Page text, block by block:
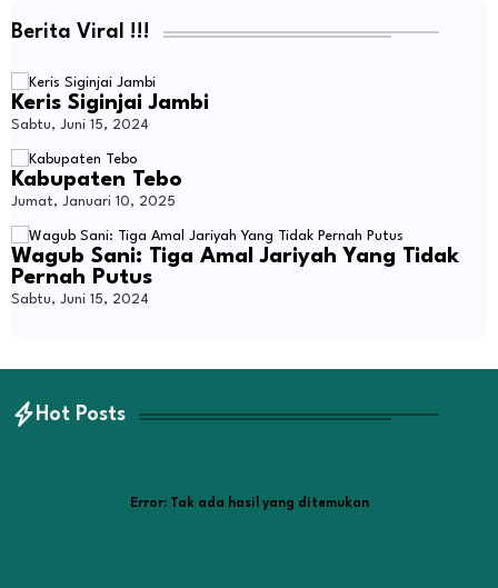
Berita Viral !!!
Keris Siginjai Jambi
Sabtu, Juni 15, 2024
Kabupaten Tebo
Jumat, Januari 10, 2025
Wagub Sani: Tiga Amal Jariyah Yang Tidak
Pernah Putus
Sabtu, Juni 15, 2024
Hot Posts
Error:Tak ada hasil yang ditemukan